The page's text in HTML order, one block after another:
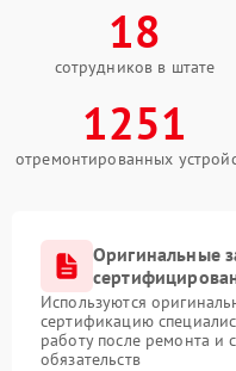
18
сотрудников в штате
1251
отремонтированных
Оригинальные
Используются
сертификацию
работу после ремонта и
обязательств